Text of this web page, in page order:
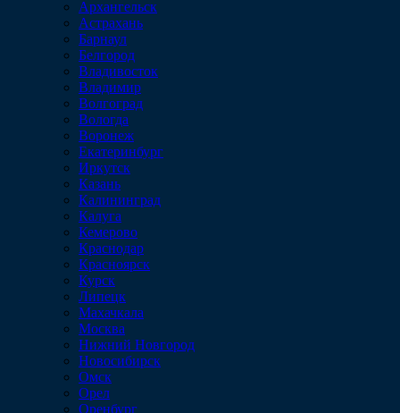
Архангельск
Астрахань
Барнаул
Белгород
Владивосток
Владимир
Волгоград
Вологда
Воронеж
Екатеринбург
Иркутск
Казань
Калининград
Калуга
Кемерово
Краснодар
Красноярск
Курск
Липецк
Махачкала
Москва
Нижний Новгород
Новосибирск
Омск
Орел
Оренбург